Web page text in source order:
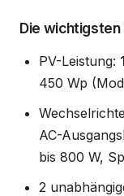
Die
PV-Leistung:
450 Wp
AC-
bis 800 W,
2